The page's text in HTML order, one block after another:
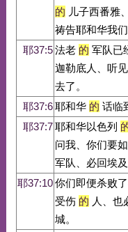
的 儿子西番雅
祷告耶和华我们
耶37:5法老 的 军队已
迦勒底人、听
去了。
耶37:6耶和华 的 话临
耶37:7耶和华以色列
问我、你们要
军队、必回埃及
耶37:10你们即便杀败
受伤 的 人、也
城。